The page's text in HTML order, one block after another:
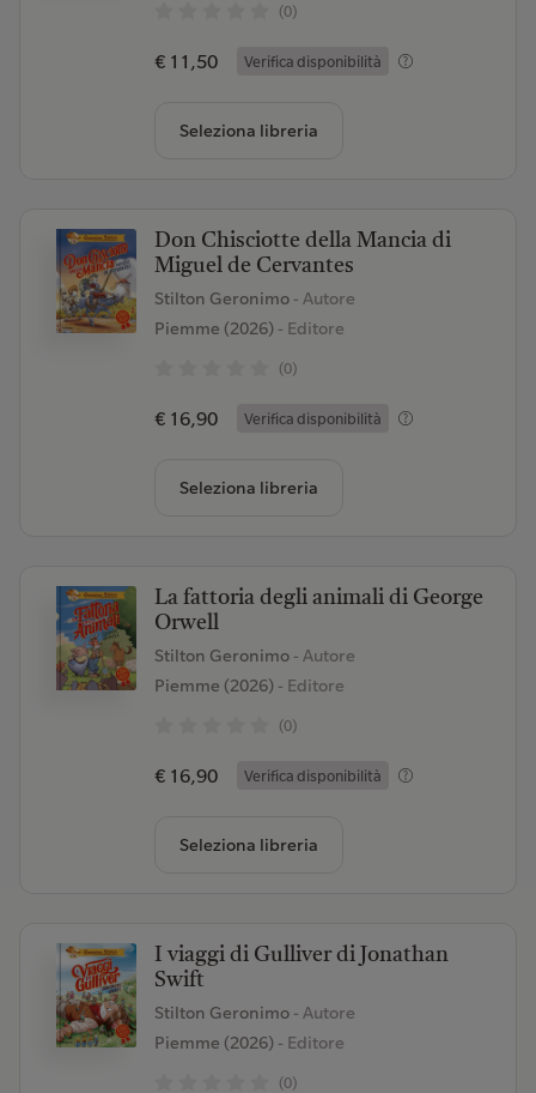
(0)
€ 11,50 Verifica disponibilità
Seleziona libreria
Don Chisciotte della Mancia di
Miguel de Cervantes
Stilton Geronimo - Autore
Piemme (2026)- Editore
(0)
€ 16,90 Verifica disponibilità
Seleziona libreria
La fattoria degli animali di George
Orwell
Stilton Geronimo - Autore
Piemme (2026)- Editore
(0)
€ 16,90 Verifica disponibilità
Seleziona libreria
I viaggi di Gulliver di Jonathan
Swift
Stilton Geronimo - Autore
Piemme (2026)- Editore
(0)